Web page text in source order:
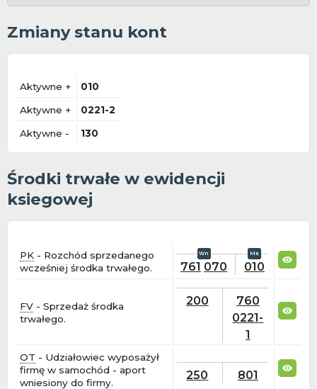
Zmiany stanu kont
Aktywne + 010
Aktywne + 0221-2
Aktywne - 130
Środki trwałe w ewidencji
ksiegowej
PK - Rozchód sprzedanego
wcześniej środka trwałego.
761 070 010
FV - Sprzedaż środka
trwałego.
200
760
0221-
1
OT - Udziałowiec wyposażył
firmę w samochód - aport
wniesiony do firmy.
250 801